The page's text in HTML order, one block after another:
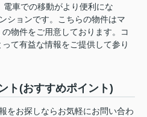
車での移動がより便利にな
ションです。こちらの物件はマ
物件をご用意しております。コ
て有益な情報をご提供して参り
ト(おすすめポイント)
をお探しならお気軽にお問い合わ